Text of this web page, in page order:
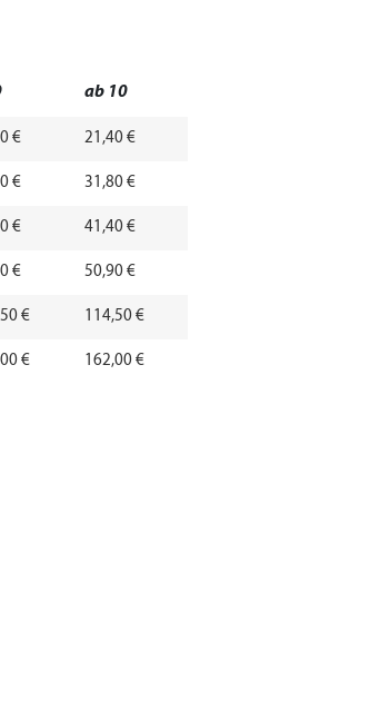
ab 10
€ 21,40 €
€ 31,80 €
€ 41,40 €
€ 50,90 €
€ 114,50 €
€ 162,00 €